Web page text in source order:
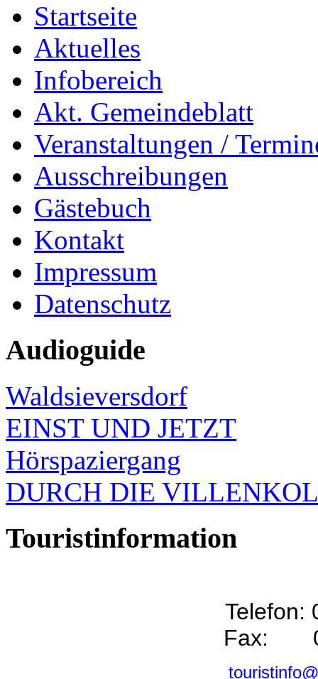
Startseite
Aktuelles
Infobereich
Akt. Gemeindeblatt
Veranstaltungen /
Ausschreibungen
Gästebuch
Kontakt
Impressum
Datenschutz
Audioguide
Waldsieversdorf
EINST UND JETZT
Hörspaziergang
DURCH DIE
Touristinformation
Telefon:
Fax: